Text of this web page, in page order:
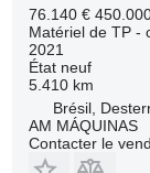
76.140 €
Matériel de TP -
2021
Étatneuf
5.410 km
Brésil,
AM MÁQUINAS
Contacter le